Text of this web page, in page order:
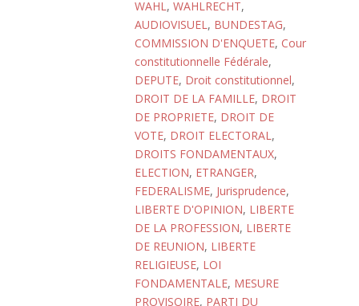
WAHL, WAHLRECHT,
AUDIOVISUEL, BUNDESTAG,
COMMISSION D'ENQUETE, Cour
constitutionnelle Fédérale,
DEPUTE, Droit constitutionnel,
DROIT DE LA FAMILLE, DROIT
DE PROPRIETE, DROIT DE
VOTE, DROIT ELECTORAL,
DROITS FONDAMENTAUX,
ELECTION, ETRANGER,
FEDERALISME, Jurisprudence,
LIBERTE D'OPINION, LIBERTE
DE LA PROFESSION, LIBERTE
DE REUNION, LIBERTE
RELIGIEUSE, LOI
FONDAMENTALE, MESURE
PROVISOIRE, PARTI DU